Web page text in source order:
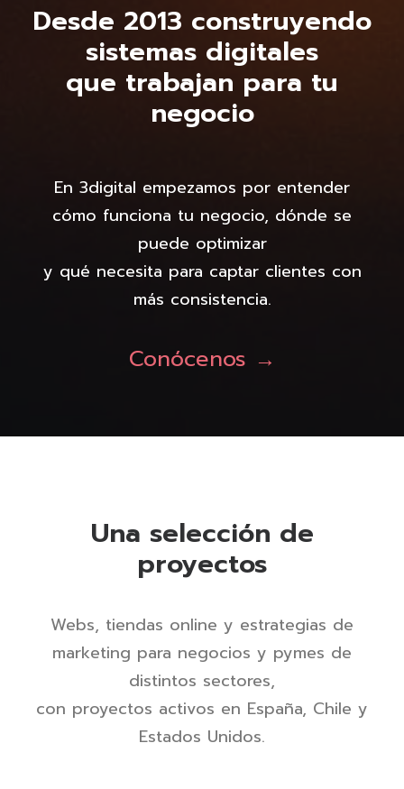
Desde 2013 construyendo
sistemas digitales
que trabajan para tu
negocio
En 3digital empezamos por entender
cómo funciona tu negocio, dónde se
puede optimizar
y qué necesita para captar clientes con
más consistencia.
Conócenos →
Una selección de
proyectos
Webs, tiendas online y estrategias de
marketing para negocios y pymes de
distintos sectores,
con proyectos activos en España, Chile y
Estados Unidos.